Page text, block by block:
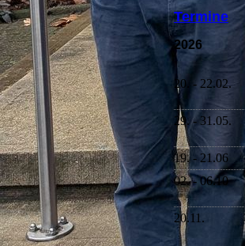
Termine
2026
20. - 22.02.
29. - 31.05.
19. - 21.06
02. - 06.10
20.11.